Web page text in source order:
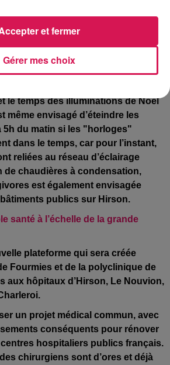
mais il a été décidé d’accélérer la
letemps des illuminations de Noël
même envisagé d’éteindre les
5h du matin si les "horloges"
dans le temps, car pour l’instant,
reliées au réseau d’éclairage
de chaudières à condensation,
est également envisagée
publics sur Hirson.
santé à l’échelle de la grande
plateforme qui sera créée
Fourmies et de la polyclinique de
aux hôpitaux d’Hirson, Le Nouvion,
un projet médical commun, avec
conséquents pour rénover
hospitaliers publics français.
chirurgiens sont d’ores et déjà
Gérer mes choix
et fermer